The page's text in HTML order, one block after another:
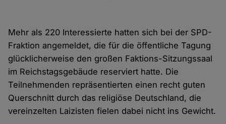
Mehr als 220 Interessierte hatten sich bei der SPD-
Fraktion angemeldet, die für die öffentliche Tagung
glücklicherweise den großen Faktions-Sitzungssaal
im Reichstagsgebäude reserviert hatte. Die
Teilnehmenden repräsentierten einen recht guten
Querschnitt durch das religiöse Deutschland, die
vereinzelten Laizisten fielen dabei nicht ins Gewicht.